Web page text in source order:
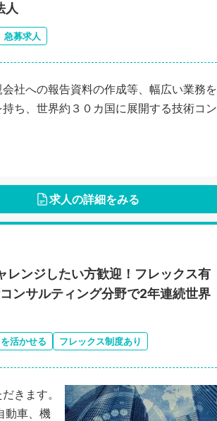
人
急募求人
社への報告資料の作成等、幅広い業務を
ち、世界約３０カ国に展開する技術コン
求人の詳細をみる
レンジしたい方歓迎！フレックス有
ンサルティング分野で2年連続世界
活かせる フレックス制度あり
きます。
動車、機